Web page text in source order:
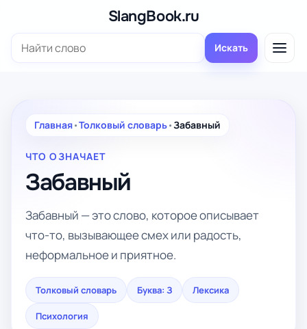
содержимому
SlangBook.ru
Поиск: Искать
Главная•Толковый словарь•Забавный
ЧТО ОЗНАЧАЕТ
Забавный
Забавный — это слово, которое описывает
что-то, вызывающее смех или радость,
неформальное и приятное.
Толковый словарь Буква: З Лексика
Психология